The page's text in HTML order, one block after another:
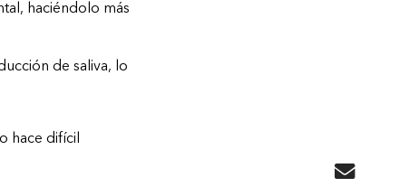
haciéndolo más
de saliva, lo
hace difícil